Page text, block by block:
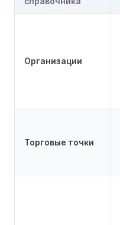
Организации
Торговые точки